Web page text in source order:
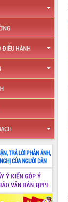
ĐIỀU HÀNH